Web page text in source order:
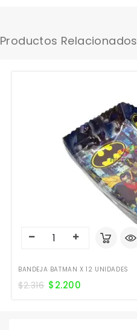
Productos Relacionados
BANDEJA BATMAN X 12 UNIDADES
$2.316 $2.200